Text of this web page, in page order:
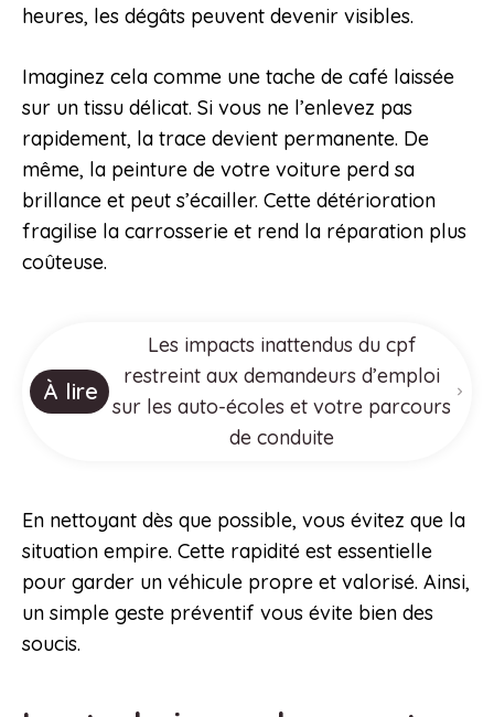
heures, les dégâts peuvent devenir visibles.
Imaginez cela comme une tache de café laissée
sur un tissu délicat. Si vous ne l’enlevez pas
rapidement, la trace devient permanente. De
même, la peinture de votre voiture perd sa
brillance et peut s’écailler. Cette détérioration
fragilise la carrosserie et rend la réparation plus
coûteuse.
À lire
Les impacts inattendus du cpf
restreint aux demandeurs d’emploi
sur les auto-écoles et votre parcours
de conduite
En nettoyant dès que possible, vous évitez que la
situation empire. Cette rapidité est essentielle
pour garder un véhicule propre et valorisé. Ainsi,
un simple geste préventif vous évite bien des
soucis.